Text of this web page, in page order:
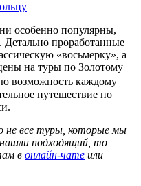
особенно популярны,
проработанные
«восьмерку», а
на туры по Золотому
возможность каждому
путешествие по
не все туры, которые мы
подходящий, то
в онлайн-чате или